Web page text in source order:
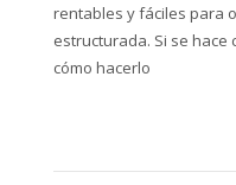
rentables y fáciles para
estructurada. Si se hace
cómo hacerlo